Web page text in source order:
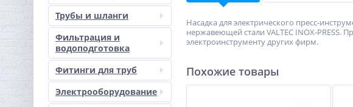
Трубы и шланги
Фильтрация и
водоподготовка
Фитинги для труб
Электрооборудование
Насадка для электрического пресс-
нержавеющей стали VALTEC INOX-PRESS.
электроинструменту других фирм.
Похожие товары